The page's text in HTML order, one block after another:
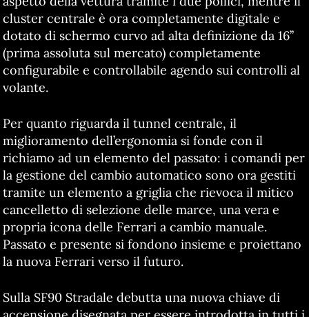
cluster centrale è ora completamente digitale e
dotato di schermo curvo ad alta definizione da 16’’
(prima assoluta sul mercato) completamente
configurabile e controllabile agendo sui controlli al
volante.
Per quanto riguarda il tunnel centrale, il
miglioramento dell’ergonomia si fonde con il
richiamo ad un elemento del passato: i comandi per
la gestione del cambio automatico sono ora gestiti
tramite un elemento a griglia che rievoca il mitico
cancelletto di selezione delle marce, una vera e
propria icona delle Ferrari a cambio manuale.
Passato e presente si fondono insieme e proiettano
la nuova Ferrari verso il futuro.
Sulla SF90 Stradale debutta una nuova chiave di